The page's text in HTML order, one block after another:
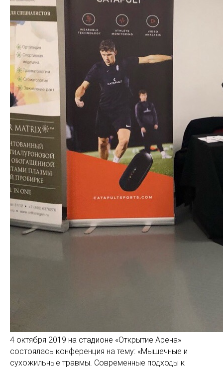
4 октября 2019 на стадионе «Открытие Арена»
состоялась конференция на тему: «Мышечные и
сухожильные травмы. Современные подходы к